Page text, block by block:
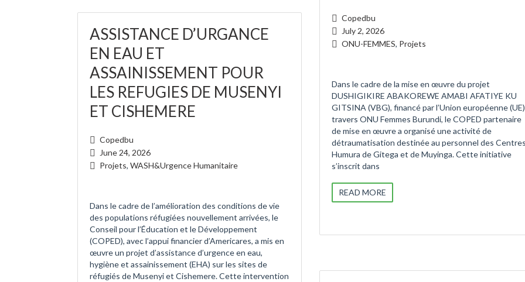
Copedbu
July 2, 2026
ONU-FEMMES, Projets
Dans le cadre de la mise en œuvre du projet
DUSHIGIKIRE ABAKOREWE AMABI AFATIYE KU
GITSINA (VBG), financé par l’Union européenne
travers ONU Femmes Burundi, le COPED partenaire
de mise en œuvre a organisé une activité de
détraumatisation destinée au personnel des
Humura de Gitega et de Muyinga. Cette initiative
s’inscrit dans
READ MORE
ASSISTANCE D’URGANCE
EN EAU ET
ASSAINISSEMENT POUR
LES REFUGIES DE MUSENYI
ET CISHEMERE
Copedbu
June 24, 2026
Projets, WASH&Urgence Humanitaire
Dans le cadre de l’amélioration des conditions de vie
des populations réfugiées nouvellement arrivées, le
Conseil pour l’Éducation et le Développement
(COPED), avec l’appui financier d’Americares, a mis en
œuvre un projet d’assistance d’urgence en eau,
hygiène et assainissement (EHA) sur les sites de
réfugiés de Musenyi et Cishemere. Cette intervention